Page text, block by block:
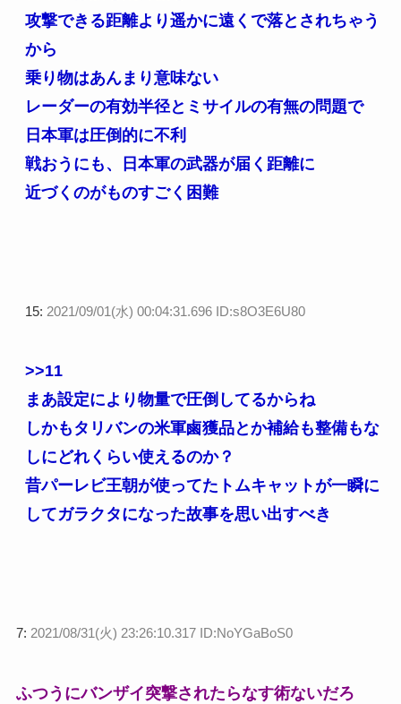
攻撃できる距離より遥かに遠くで落とされちゃう
から
乗り物はあんまり意味ない
レーダーの有効半径とミサイルの有無の問題で
日本軍は圧倒的に不利
戦おうにも、日本軍の武器が届く距離に
近づくのがものすごく困難
15: 2021/09/01(水) 00:04:31.696 ID:s8O3E6U80
>>11
まあ設定により物量で圧倒してるからね
しかもタリバンの米軍鹵獲品とか補給も整備もな
しにどれくらい使えるのか？
昔パーレビ王朝が使ってたトムキャットが一瞬に
してガラクタになった故事を思い出すべき
7: 2021/08/31(火) 23:26:10.317 ID:NoYGaBoS0
ふつうにバンザイ突撃されたらなす術ないだろ